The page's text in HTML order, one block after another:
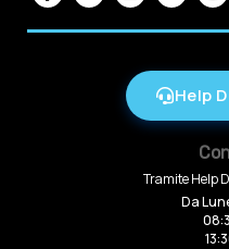
Help
Tramite Help
Da